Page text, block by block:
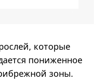
которые
пониженное
зоны.